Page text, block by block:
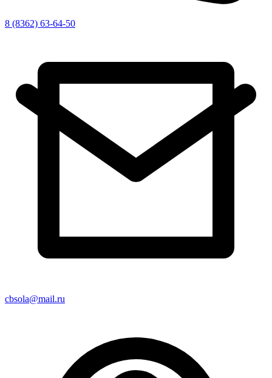
8 (8362) 63-64-50
cbsola@mail.ru